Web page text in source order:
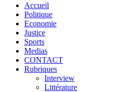
Accueil
Politique
Economie
Justice
Sports
Medias
CONTACT
Rubriques
Interview
Littérature